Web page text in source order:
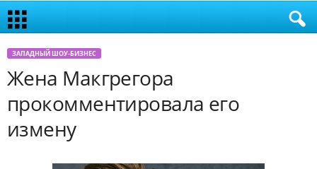
ЗАПАДНЫЙ ШОУ-БИЗНЕС
Жена Макгрегора
прокомментировала его
измену